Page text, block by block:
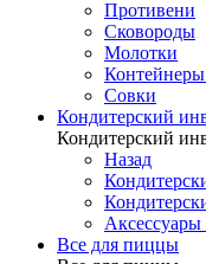
Противени
Сковороды
Молотки
Совки
Кондитерский
Кондитерский
Назад
Аксессуары
Все для пиццы